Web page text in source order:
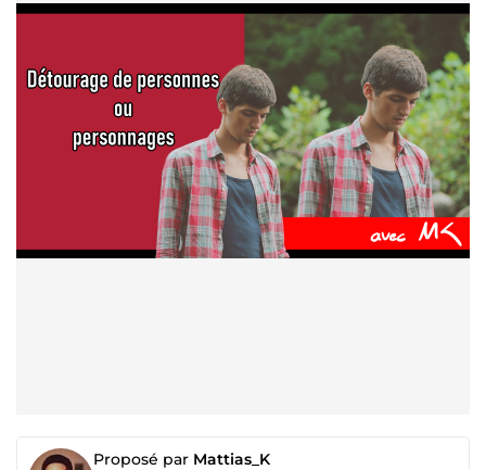
Proposé par Mattias_K